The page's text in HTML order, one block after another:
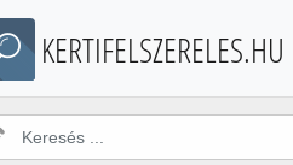
KERTIFELSZERELES.HU